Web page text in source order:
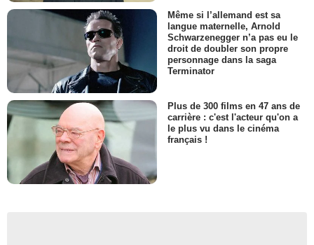
Même si l’allemand est sa
langue maternelle, Arnold
Schwarzenegger n’a pas eu le
droit de doubler son propre
personnage dans la saga
Terminator
Plus de 300 films en 47 ans de
carrière : c'est l'acteur qu'on a
le plus vu dans le cinéma
français !